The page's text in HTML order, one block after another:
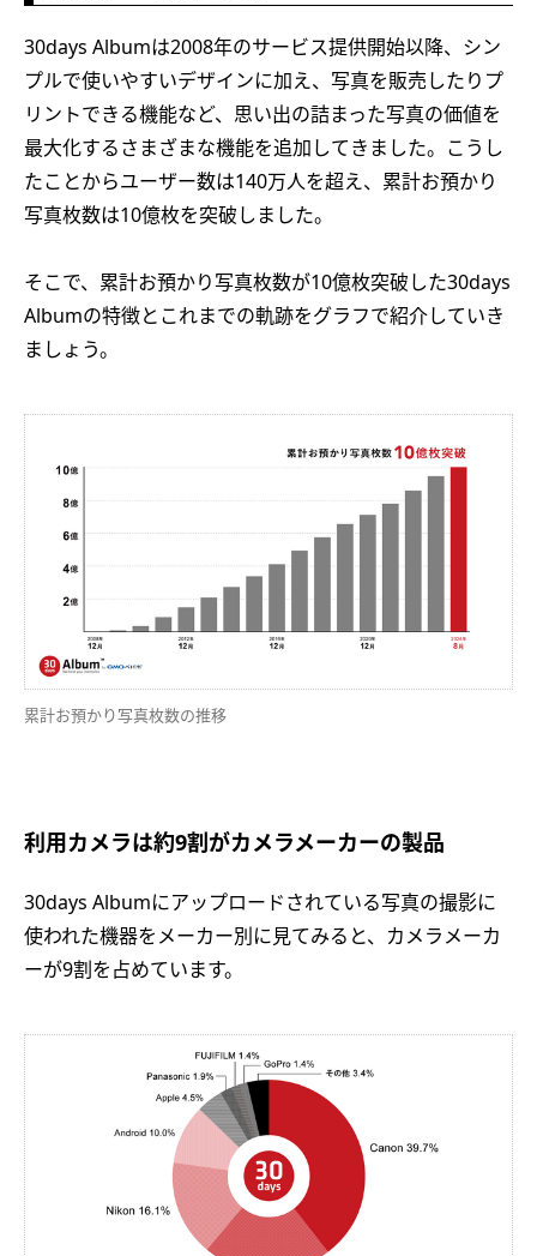
30days Albumは2008年のサービス提供開始以降、シン
プルで使いやすいデザインに加え、写真を販売したりプ
リントできる機能など、思い出の詰まった写真の価値を
最大化するさまざまな機能を追加してきました。こうし
たことからユーザー数は140万人を超え、累計お預かり
写真枚数は10億枚を突破しました。
そこで、累計お預かり写真枚数が10億枚突破した30days
Albumの特徴とこれまでの軌跡をグラフで紹介していき
ましょう。
累計お預かり写真枚数の推移
利用カメラは約9割がカメラメーカーの製品
30days Albumにアップロードされている写真の撮影に
使われた機器をメーカー別に見てみると、カメラメーカ
ーが9割を占めています。